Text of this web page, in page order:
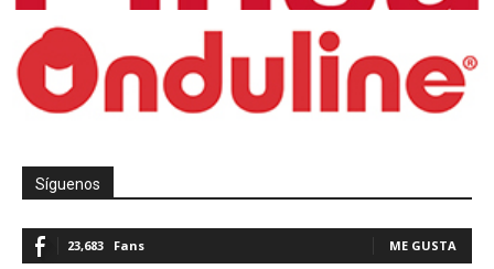
Síguenos
23,683 Fans ME GUSTA